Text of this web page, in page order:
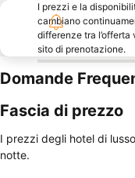
I prezzi e la
cambiano
differenze tra
sito di prenotazione.
Domande
Fascia di prezzo
I prezzi degli hotel di
notte.